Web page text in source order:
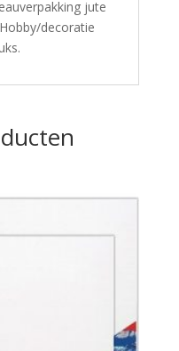
jute
decoratie